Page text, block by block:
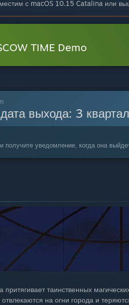
с macOS 10.15 Catalina или
TIME Demo
выхода: 3
получите уведомление, когда она
таинственных
на огни города и